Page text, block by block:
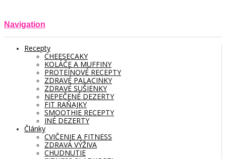
Navigation
Recepty
CHEESECAKY
KOLÁČE A MUFFINY
PROTEÍNOVÉ RECEPTY
ZDRAVÉ PALACINKY
ZDRAVÉ SUŠIENKY
NEPEČENÉ DEZERTY
FIT RAŇAJKY
SMOOTHIE RECEPTY
INÉ DEZERTY
Články
CVIČENIE A FITNESS
ZDRAVÁ VÝŽIVA
CHUDNUTIE